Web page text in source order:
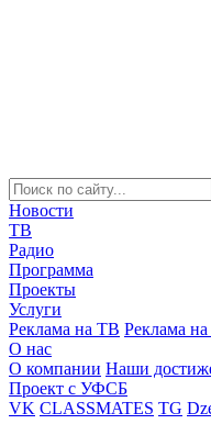
Новости
ТВ
Радио
Программа
Проекты
Услуги
Реклама на ТВ Реклама
О нас
О компании Наши
Проект с УФСБ
VK CLASSMATES TG